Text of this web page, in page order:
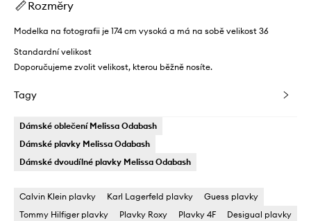
Rozměry
Modelka na fotografii je 174 cm vysoká a má na sobě velikost 36
Standardní velikost
Doporučujeme zvolit velikost, kterou běžně nosíte.
Tagy
Dámské oblečení Melissa Odabash
Dámské plavky Melissa Odabash
Dámské dvoudílné plavky Melissa Odabash
Calvin Klein plavky Karl Lagerfeld plavky
Guess plavky
Tommy Hilfiger plavky
Plavky Roxy Plavky 4F
Desigual plavky